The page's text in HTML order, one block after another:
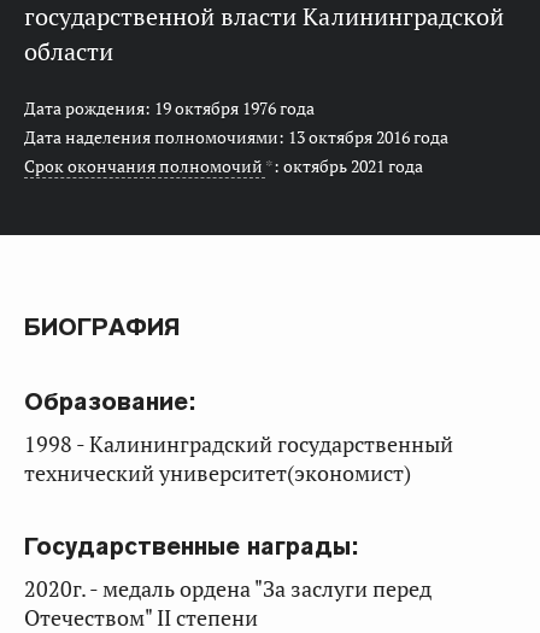
государственной власти Калининградской
области
Дата рождения: 19 октября 1976 года
Дата наделения полномочиями: 13 октября 2016 года
Срок окончания полномочий *: октябрь 2021 года
БИОГРАФИЯ
Образование:
1998 - Калининградский государственный
технический университет(экономист)
Государственные награды:
2020г. - медаль ордена "За заслуги перед
Отечеством" II степени